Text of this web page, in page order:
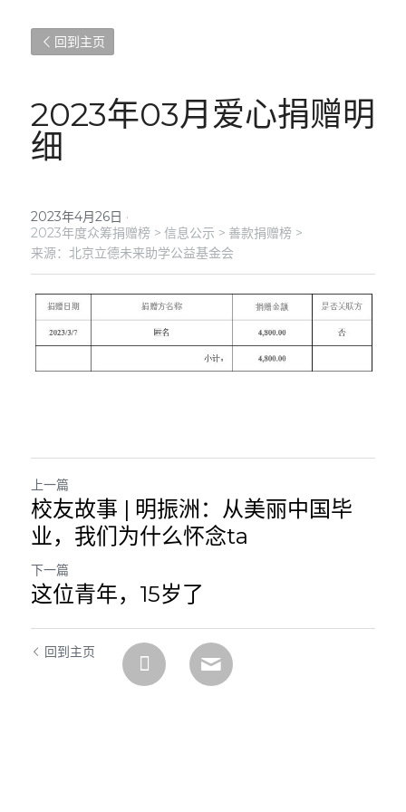
回到主页
2023年03月爱心捐赠明
细
2023年4月26日 ·
2023年度众筹捐赠榜 > 信息公示 > 善款捐赠榜 >
来源：北京立德未来助学公益基金会
上一篇
校友故事 | 明振洲：从美丽中国毕
业，我们为什么怀念ta
下一篇
这位青年，15岁了
回到主页